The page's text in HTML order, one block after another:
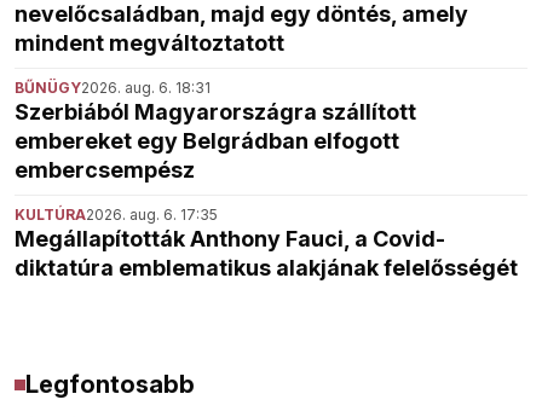
nevelőcsaládban, majd egy döntés, amely
mindent megváltoztatott
BŰNÜGY2026. aug. 6. 18:31
Szerbiából Magyarországra szállított
embereket egy Belgrádban elfogott
embercsempész
KULTÚRA2026. aug. 6. 17:35
Megállapították Anthony Fauci, a Covid-
diktatúra emblematikus alakjának felelősségét
Legfontosabb